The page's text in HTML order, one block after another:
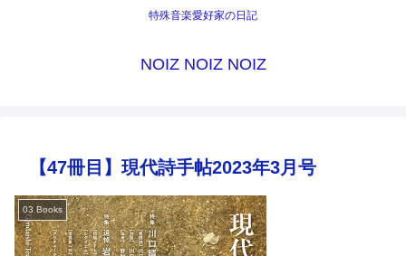
特殊音楽愛好家の日記
NOIZ NOIZ NOIZ
【47冊目】現代詩手帖2023年3月号
03 Books